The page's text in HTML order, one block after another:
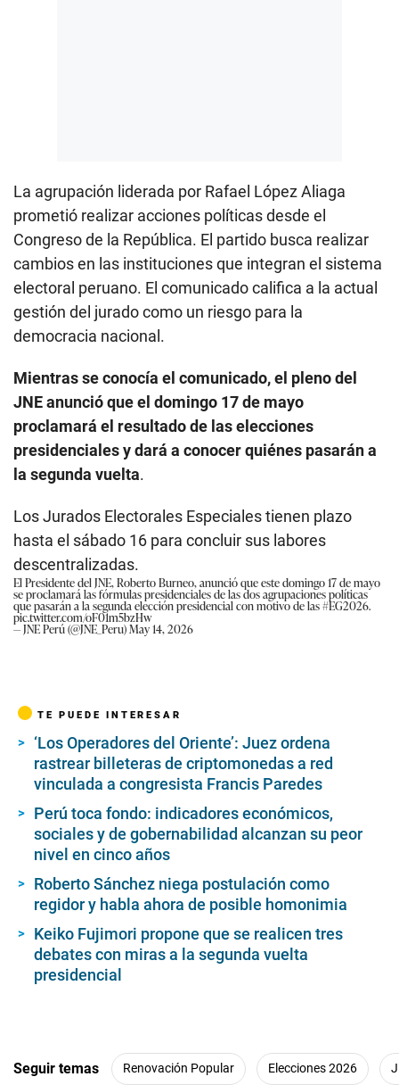
La agrupación liderada por Rafael López Aliaga
prometió realizar acciones políticas desde el
Congreso de la República. El partido busca realizar
cambios en las instituciones que integran el sistema
electoral peruano. El comunicado califica a la actual
gestión del jurado como un riesgo para la
democracia nacional.
Mientras se conocía el comunicado, el pleno del
JNE anunció que el domingo 17 de mayo
proclamará el resultado de las elecciones
presidenciales y dará a conocer quiénes pasarán a
la segunda vuelta.
Los Jurados Electorales Especiales tienen plazo
hasta el sábado 16 para concluir sus labores
descentralizadas.
El Presidente del JNE, Roberto Burneo, anunció que este domingo 17 de mayo
se proclamará las fórmulas presidenciales de las dos agrupaciones políticas
que pasarán a la segunda elección presidencial con motivo de las#EG2026.
pic.twitter.com/oF01m5bzHw
— JNE Perú (@JNE_Peru)May 14, 2026
TE PUEDE INTERESAR
‘Los Operadores del Oriente’: Juez ordena
rastrear billeteras de criptomonedas a red
vinculada a congresista Francis Paredes
Perú toca fondo: indicadores económicos,
sociales y de gobernabilidad alcanzan su peor
nivel en cinco años
Roberto Sánchez niega postulación como
regidor y habla ahora de posible homonimia
Keiko Fujimori propone que se realicen tres
debates con miras a la segunda vuelta
presidencial
Seguir temas Renovación Popular Elecciones 2026